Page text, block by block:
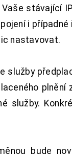
Vaše stávající
i
nastavovat.
služby
plnění
služby.
bude